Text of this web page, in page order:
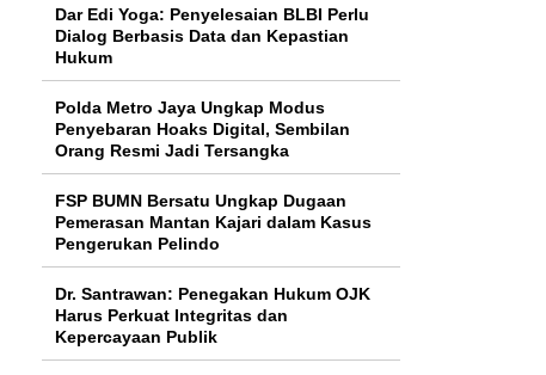
Dar Edi Yoga: Penyelesaian BLBI Perlu
Dialog Berbasis Data dan Kepastian
Hukum
Polda Metro Jaya Ungkap Modus
Penyebaran Hoaks Digital, Sembilan
Orang Resmi Jadi Tersangka
FSP BUMN Bersatu Ungkap Dugaan
Pemerasan Mantan Kajari dalam Kasus
Pengerukan Pelindo
Dr. Santrawan: Penegakan Hukum OJK
Harus Perkuat Integritas dan
Kepercayaan Publik